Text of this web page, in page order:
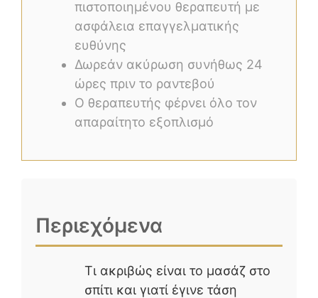
πιστοποιημένου θεραπευτή με
ασφάλεια επαγγελματικής
ευθύνης
Δωρεάν ακύρωση συνήθως 24
ώρες πριν το ραντεβού
Ο θεραπευτής φέρνει όλο τον
απαραίτητο εξοπλισμό
Περιεχόμενα
Τι ακριβώς είναι το μασάζ στο
σπίτι και γιατί έγινε τάση